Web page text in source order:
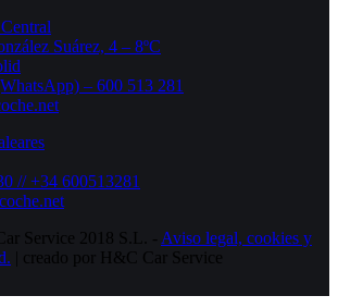
Suárez, 4 – 8ºC
– 600 513 281
// +34 600513281
Service 2018 S.L. - Aviso legal, cookies y
| creado por H&C Car Service